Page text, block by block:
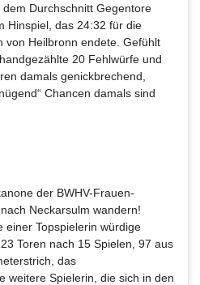
Durchschnitt Gegentore
Hinspiel, das 24:32 für die
von Heilbronn endete. Gefühlt
20 Fehlwürfe und
damals genickbrechend,
Chancen damals sind
der BWHV-Frauen-
Neckarsulm wandern!
einer Topspielerin würdige
Toren nach 15 Spielen, 97 aus
das
weitere Spielerin, die sich in den